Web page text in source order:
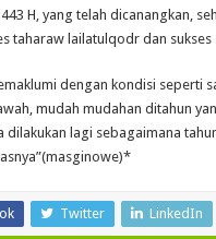
H, yang telah dicanangkan,
taharaw lailatulqodr dan sukses
dengan kondisi seperti
mudah mudahan ditahun
dilakukan lagi sebagaimana
Twitter LinkedIn